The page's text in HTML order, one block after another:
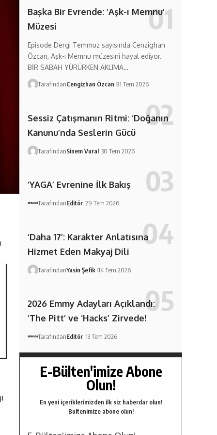
Başka Bir Evrende: ‘Aşk-ı Memnu’
Müzesi
Episode Dergi Temmuz sayısında Cenzighan
Özcan, Aşk-ı Memnu müzesini hayal ediyor.
BİR SABAH YÜRÜRKEN AKLIMA…
TarafındanCengizhan Özcan 31 Tem 2026
Sessiz Çatışmanın Ritmi: ‘Doğanın
Kanunu’nda Seslerin Gücü
TarafındanSinem Vural 30 Tem 2026
‘YAGA’ Evrenine İlk Bakış
TarafındanEditör 29 Tem 2026
‘Daha 17’: Karakter Anlatısına
Hizmet Eden Makyaj Dili
TarafındanYasin Şefik 14 Tem 2026
2026 Emmy Adayları Açıklandı:
‘The Pitt’ ve ‘Hacks’ Zirvede!
TarafındanEditör 13 Tem 2026
E-Bülten'imize Abone
Olun!
En yeni içeriklerimizden ilk siz haberdar olun!
Bültenimize abone olun!